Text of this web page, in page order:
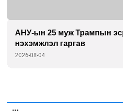
АНУ-ын 25 муж Трампын
нэхэмжлэл гаргав
2026-08-04